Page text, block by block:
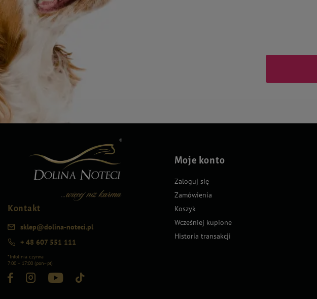
Kontakt
sklep@dolina-noteci.pl
+ 48 607 551 111
*Infolinia czynna
7:00 – 17:00 (pon–pt)
Moje konto
Zaloguj się
Zamówienia
Koszyk
Wcześniej kupione
Historia transakcji